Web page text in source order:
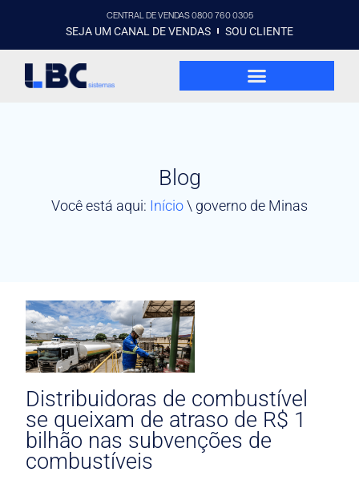
CENTRAL DE VENDAS 0800 760 0305
SEJA UM CANAL DE VENDAS SOU CLIENTE
Blog
Você está aqui: Início\ governo de Minas
Distribuidoras de combustível
se queixam de atraso de R$ 1
bilhão nas subvenções de
combustíveis